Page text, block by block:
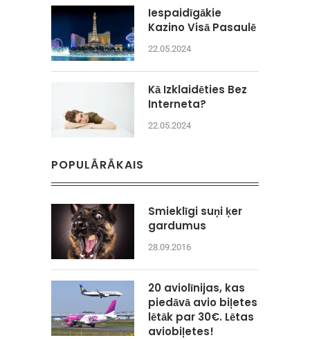
Iespaidīgākie
Kazino Visā Pasaulē
22.05.2024
Kā Izklaidēties Bez
Interneta?
22.05.2024
POPULĀRĀKAIS
Smieklīgi suņi ķer
gardumus
28.09.2016
20 aviolīnijas, kas
piedāvā avio biļetes
lētāk par 30€. Lētas
aviobiļetes!